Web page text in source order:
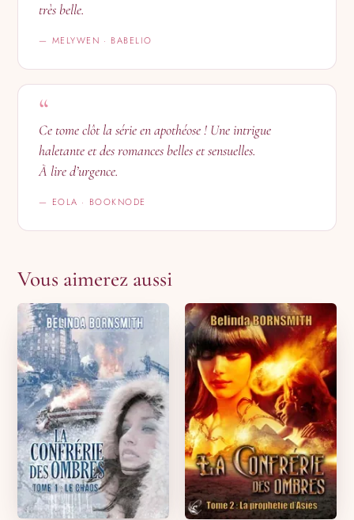
très belle.
— MELYWEN · BABELIO
“
Ce tome clôt la série en apothéose ! Une intrigue
haletante et des romances belles et sensuelles.
À lire d’urgence.
— EOLA · BOOKNODE
Vous aimerez aussi